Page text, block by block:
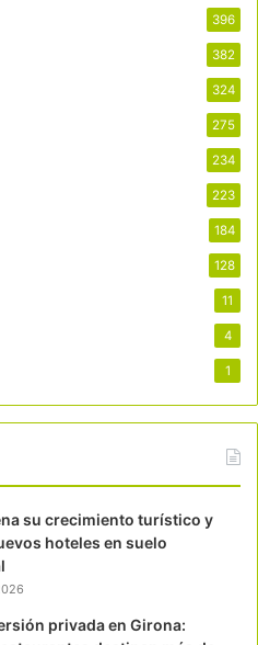
396
382
324
275
234
223
184
128
11
4
1
su crecimiento turístico y
hoteles en suelo
privada en Girona: